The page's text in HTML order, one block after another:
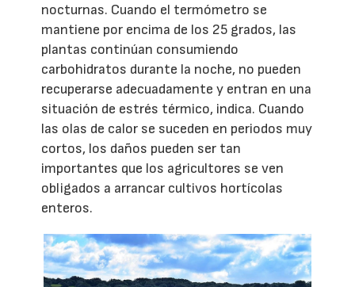
nocturnas. Cuando el termómetro se
mantiene por encima de los 25 grados, las
plantas continúan consumiendo
carbohidratos durante la noche, no pueden
recuperarse adecuadamente y entran en una
situación de estrés térmico, indica. Cuando
las olas de calor se suceden en periodos muy
cortos, los daños pueden ser tan
importantes que los agricultores se ven
obligados a arrancar cultivos hortícolas
enteros.